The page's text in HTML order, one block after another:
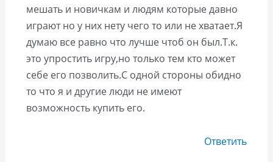
мешать и новичкам и людям которые давно
играют но у них нету чего то или не хватает.Я
думаю все равно что лучше чтоб он был.Т.к.
это упростить игру,но только тем кто может
себе его позволить.С одной стороны обидно
то что я и другие люди не имеют
возможность купить его.
Ответить